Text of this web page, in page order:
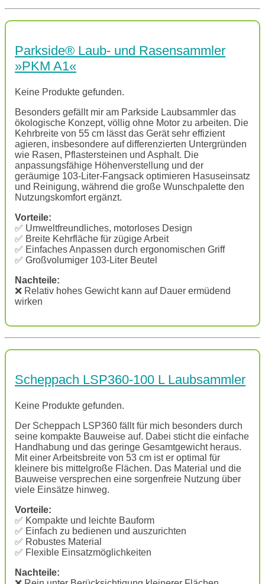
Parkside® Laub- und Rasensammler
»PKM A1«
Keine Produkte gefunden.
Besonders gefällt mir am Parkside Laubsammler das
ökologische Konzept, völlig ohne Motor zu arbeiten. Die
Kehrbreite von 55 cm lässt das Gerät sehr effizient
agieren, insbesondere auf differenzierten Untergründen
wie Rasen, Pflastersteinen und Asphalt. Die
anpassungsfähige Höhenverstellung und der
geräumige 103-Liter-Fangsack optimieren Hasuseinsatz
und Reinigung, während die große Wunschpalette den
Nutzungskomfort ergänzt.
Vorteile:
✅ Umweltfreundliches, motorloses Design
✅ Breite Kehrfläche für zügige Arbeit
✅ Einfaches Anpassen durch ergonomischen Griff
✅ Großvolumiger 103-Liter Beutel
Nachteile:
❌ Relativ hohes Gewicht kann auf Dauer ermüdend
wirken
Scheppach LSP360-100 L Laubsammler
Keine Produkte gefunden.
Der Scheppach LSP360 fällt für mich besonders durch
seine kompakte Bauweise auf. Dabei sticht die einfache
Handhabung und das geringe Gesamtgewicht heraus.
Mit einer Arbeitsbreite von 53 cm ist er optimal für
kleinere bis mittelgroße Flächen. Das Material und die
Bauweise versprechen eine sorgenfreie Nutzung über
viele Einsätze hinweg.
Vorteile:
✅ Kompakte und leichte Bauform
✅ Einfach zu bedienen und auszurichten
✅ Robustes Material
✅ Flexible Einsatzmöglichkeiten
Nachteile: